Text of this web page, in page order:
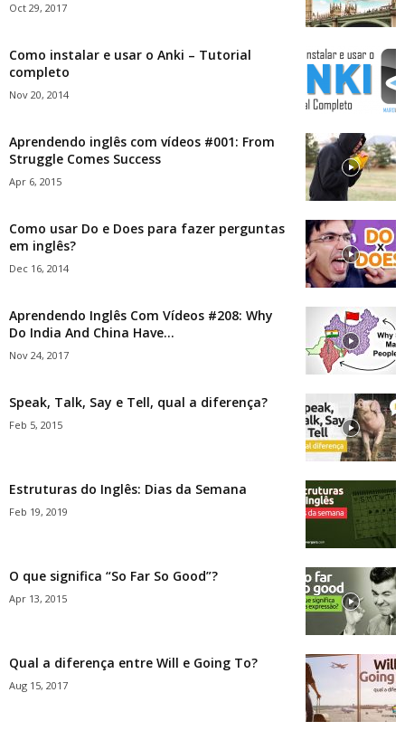
Oct 29, 2017
Como instalar e usar o Anki – Tutorial
completo
Nov 20, 2014
Aprendendo inglês com vídeos #001: From
Struggle Comes Success
Apr 6, 2015
Como usar Do e Does para fazer perguntas
em inglês?
Dec 16, 2014
Aprendendo Inglês Com Vídeos #208: Why
Do India And China Have...
Nov 24, 2017
Speak, Talk, Say e Tell, qual a diferença?
Feb 5, 2015
Estruturas do Inglês: Dias da Semana
Feb 19, 2019
O que significa “So Far So Good”?
Apr 13, 2015
Qual a diferença entre Will e Going To?
Aug 15, 2017